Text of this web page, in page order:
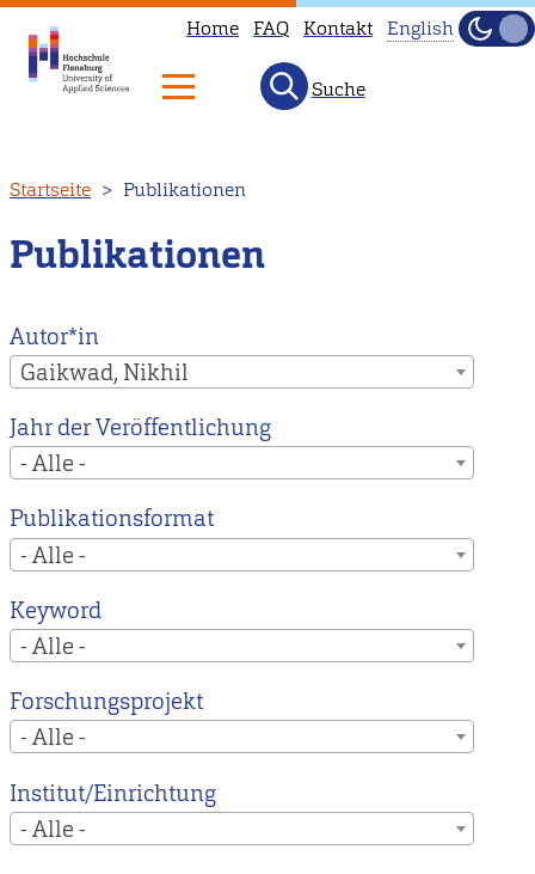
zum
Inhalt
Home FAQ Kontakt
to
our
main
instead.
English
Hell
Suche
Startseite Publikationen
Publikationen
Autor*in
Gaikwad, Nikhil
Jahr der Veröffentlichung
- Alle -
Publikationsformat
- Alle -
Keyword
- Alle -
Forschungsprojekt
- Alle -
Institut/Einrichtung
- Alle -